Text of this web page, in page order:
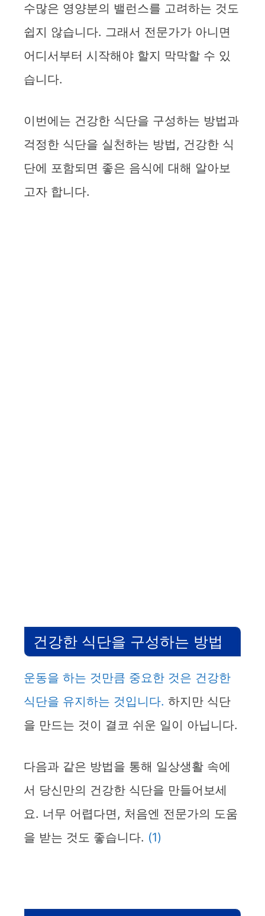
수많은 영양분의 밸런스를 고려하는 것도
쉽지 않습니다. 그래서 전문가가 아니면
어디서부터 시작해야 할지 막막할 수 있
습니다.
이번에는 건강한 식단을 구성하는 방법과
걱정한 식단을 실천하는 방법, 건강한 식
단에 포함되면 좋은 음식에 대해 알아보
고자 합니다.
건강한 식단을 구성하는 방법
운동을 하는 것만큼 중요한 것은 건강한
식단을 유지하는 것입니다. 하지만 식단
을 만드는 것이 결코 쉬운 일이 아닙니다.
다음과 같은 방법을 통해 일상생활 속에
서 당신만의 건강한 식단을 만들어보세
요. 너무 어렵다면, 처음엔 전문가의 도움
을 받는 것도 좋습니다. (1)